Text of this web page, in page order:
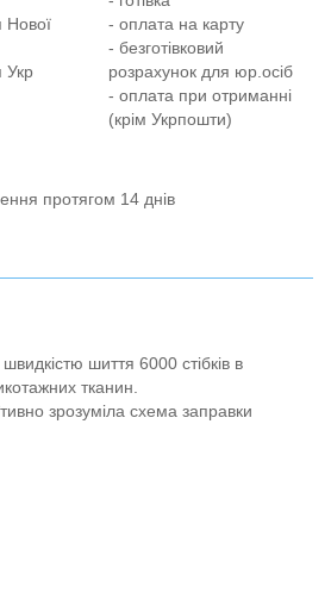
Нової
Укр
- оплата на карту
- безготівковий
розрахунок для юр.осіб
- оплата при отриманні
(крім Укрпошти)
протягом 14 днів
шиття 6000 стібків в
тканин.
зрозуміла схема заправки